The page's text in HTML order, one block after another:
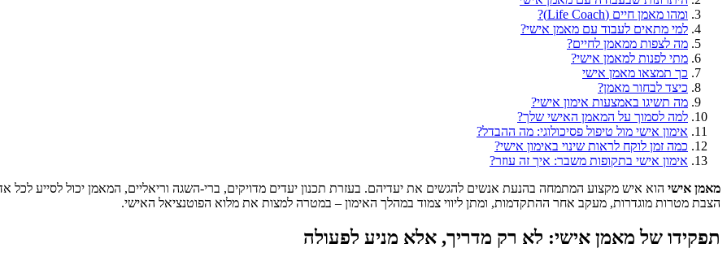
ומהו מאמן חיים (Life Coach)?
למי מתאים לעבוד עם מאמן אישי?
מה לצפות ממאמן לחיים?
מתי לפנות למאמן אישי?
כך תמצאו מאמן אישי
כיצד לבחור מאמן?
מה תשיגו באמצעות אימון אישי?
למה לסמוך על המאמן האישי שלך?
אימון אישי מול טיפול פסיכולוגי: מה ההבדל?
כמה זמן לוקח לראות שינוי באימון אישי?
אימון אישי בתקופות משבר: איך זה עוזר?
מאמן אישי הוא איש מקצוע המתמחה בהנעת אנשים להגשים את יעדיהם. בעזרת תכנון יעדים מדויקים, ברי-השגה וריאליים, המאמן יכול לסייע לכל
הצבת מטרות מוגדרות, מעקב אחר ההתקדמות, ומתן ליווי צמוד במהלך האימון – במטרה למצות את מלוא הפוטנציאל האישי.
תפקידו של מאמן אישי: לא רק מדריך, אלא מניע לפעולה